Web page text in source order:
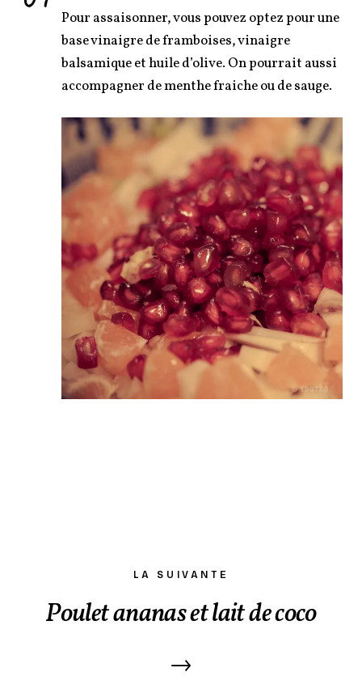
Pour assaisonner, vous pouvez optez pour une
base vinaigre de framboises, vinaigre
balsamique et huile d’olive. On pourrait aussi
accompagner de menthe fraiche ou de sauge.
LA SUIVANTE
Poulet ananas et lait de coco
→